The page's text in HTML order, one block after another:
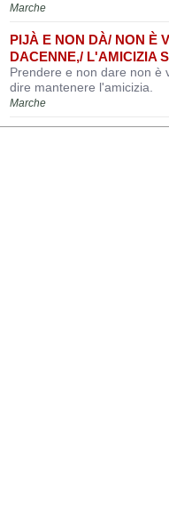
Marche
PIJÀ E NON DÀ/ NON È
DACENNE,/ L'AMICIZIA
Prendere e non dare non è
dire mantenere l'amicizia.
Marche